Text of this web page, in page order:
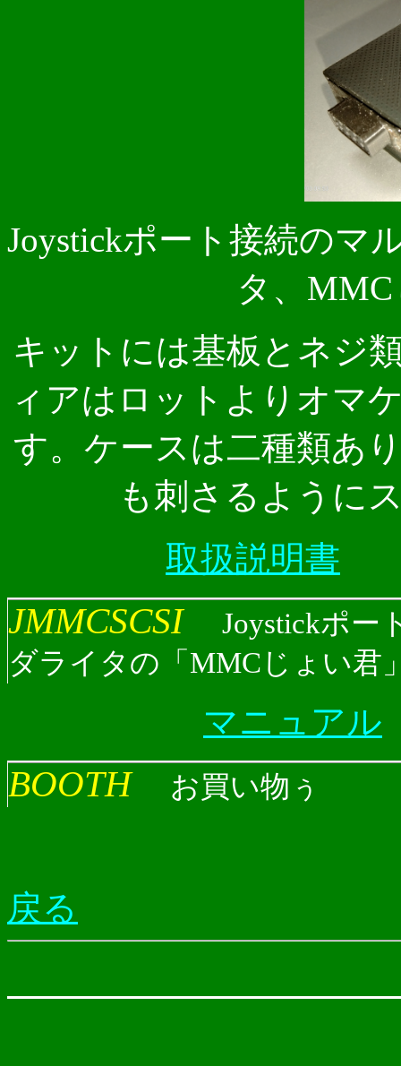
Joystickポート接続のマ
タ、
キットには基板とネジ
ィアはロットよりオマ
す。ケースは二種類あ
も刺さるように
取扱説明書
JMMCSCSI
Joystickポー
ダライタの「MMCじょい君
マニュアル
BOOTH お買い物ぅ
戻る